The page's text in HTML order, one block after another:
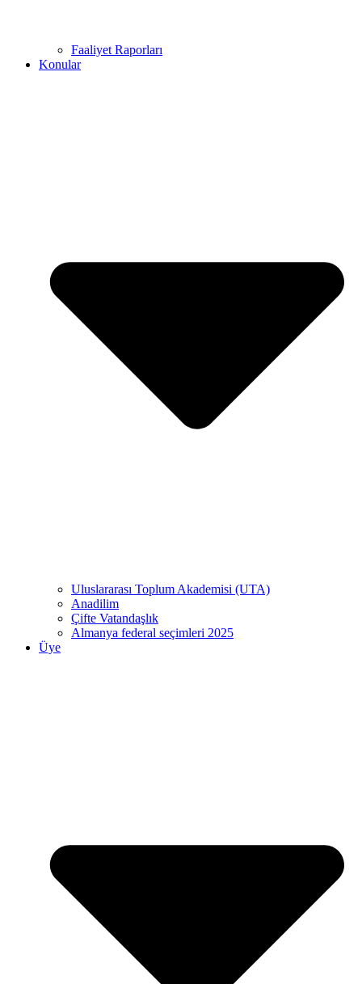
Faaliyet Raporları
Konular
Uluslararası Toplum Akademisi (UTA)
Anadilim
Çifte Vatandaşlık
Almanya federal seçimleri 2025
Üye